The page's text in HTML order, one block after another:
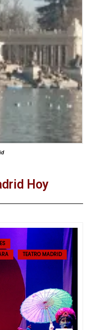
Hoy
TEATRO MADRID